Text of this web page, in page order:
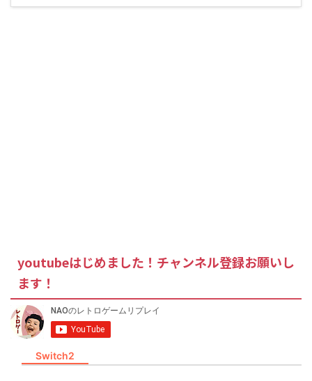
youtubeはじめました！チャンネル登録お願いし
ます！
Switch2